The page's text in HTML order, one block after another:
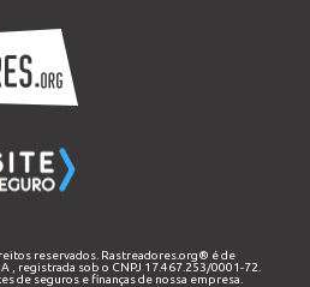
reservados. Rastreadores.org® é de
, registrada sob o CNPJ 17.467.253/0001-72.
de seguros e finanças de nossa empresa.